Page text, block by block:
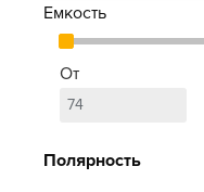
Емкость
От
Полярность